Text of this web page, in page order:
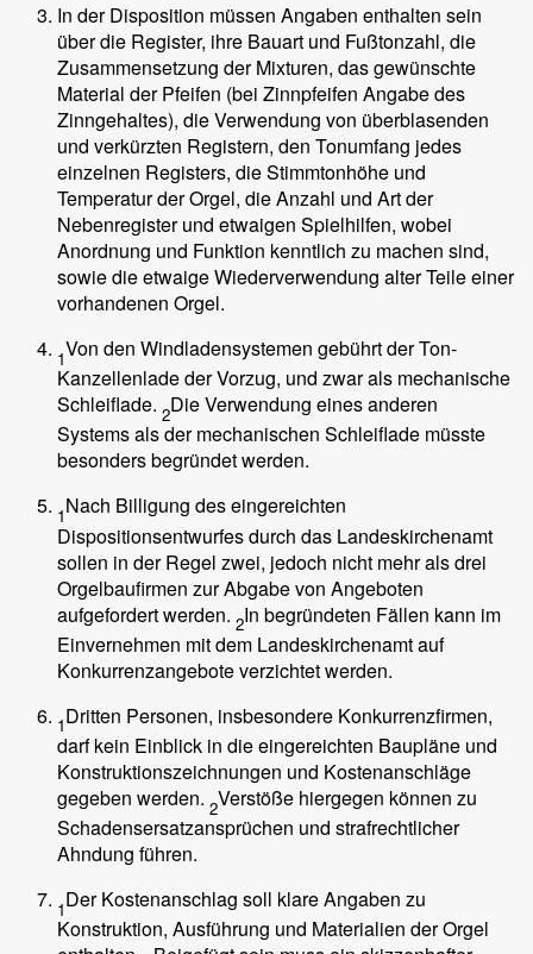
In der Disposition müssen Angaben enthalten sein
über die Register, ihre Bauart und Fußtonzahl, die
Zusammensetzung der Mixturen, das gewünschte
Material der Pfeifen (bei Zinnpfeifen Angabe des
Zinngehaltes), die Verwendung von überblasenden
und verkürzten Registern, den Tonumfang jedes
einzelnen Registers, die Stimmtonhöhe und
Temperatur der Orgel, die Anzahl und Art der
Nebenregister und etwaigen Spielhilfen, wobei
Anordnung und Funktion kenntlich zu machen sind,
sowie die etwaige Wiederverwendung alter Teile einer
vorhandenen Orgel.
1Von den Windladensystemen gebührt der Ton-
Kanzellenlade der Vorzug, und zwar als mechanische
Schleiflade. 2Die Verwendung eines anderen
Systems als der mechanischen Schleiflade müsste
besonders begründet werden.
1Nach Billigung des eingereichten
Dispositionsentwurfes durch das Landeskirchenamt
sollen in der Regel zwei, jedoch nicht mehr als drei
Orgelbaufirmen zur Abgabe von Angeboten
aufgefordert werden. 2In begründeten Fällen kann im
Einvernehmen mit dem Landeskirchenamt auf
Konkurrenzangebote verzichtet werden.
1Dritten Personen, insbesondere Konkurrenzfirmen,
darf kein Einblick in die eingereichten Baupläne und
Konstruktionszeichnungen und Kostenanschläge
gegeben werden. 2Verstöße hiergegen können zu
Schadensersatzansprüchen und strafrechtlicher
Ahndung führen.
1Der Kostenanschlag soll klare Angaben zu
Konstruktion, Ausführung und Materialien der Orgel